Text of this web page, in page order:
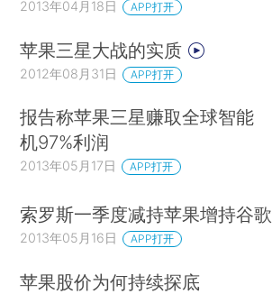
2013年04月18日 APP打开
苹果三星大战的实质
2012年08月31日 APP打开
报告称苹果三星赚取全球智能
机97%利润
2013年05月17日 APP打开
索罗斯一季度减持苹果增持谷歌
2013年05月16日 APP打开
苹果股价为何持续探底